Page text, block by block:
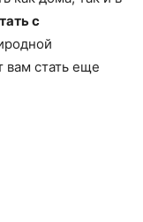
с
вам стать еще